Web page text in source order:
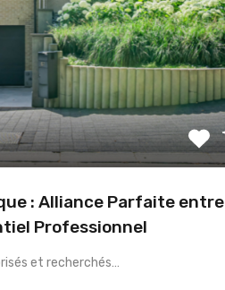
: Alliance Parfaite entre
Professionnel
et recherchés…